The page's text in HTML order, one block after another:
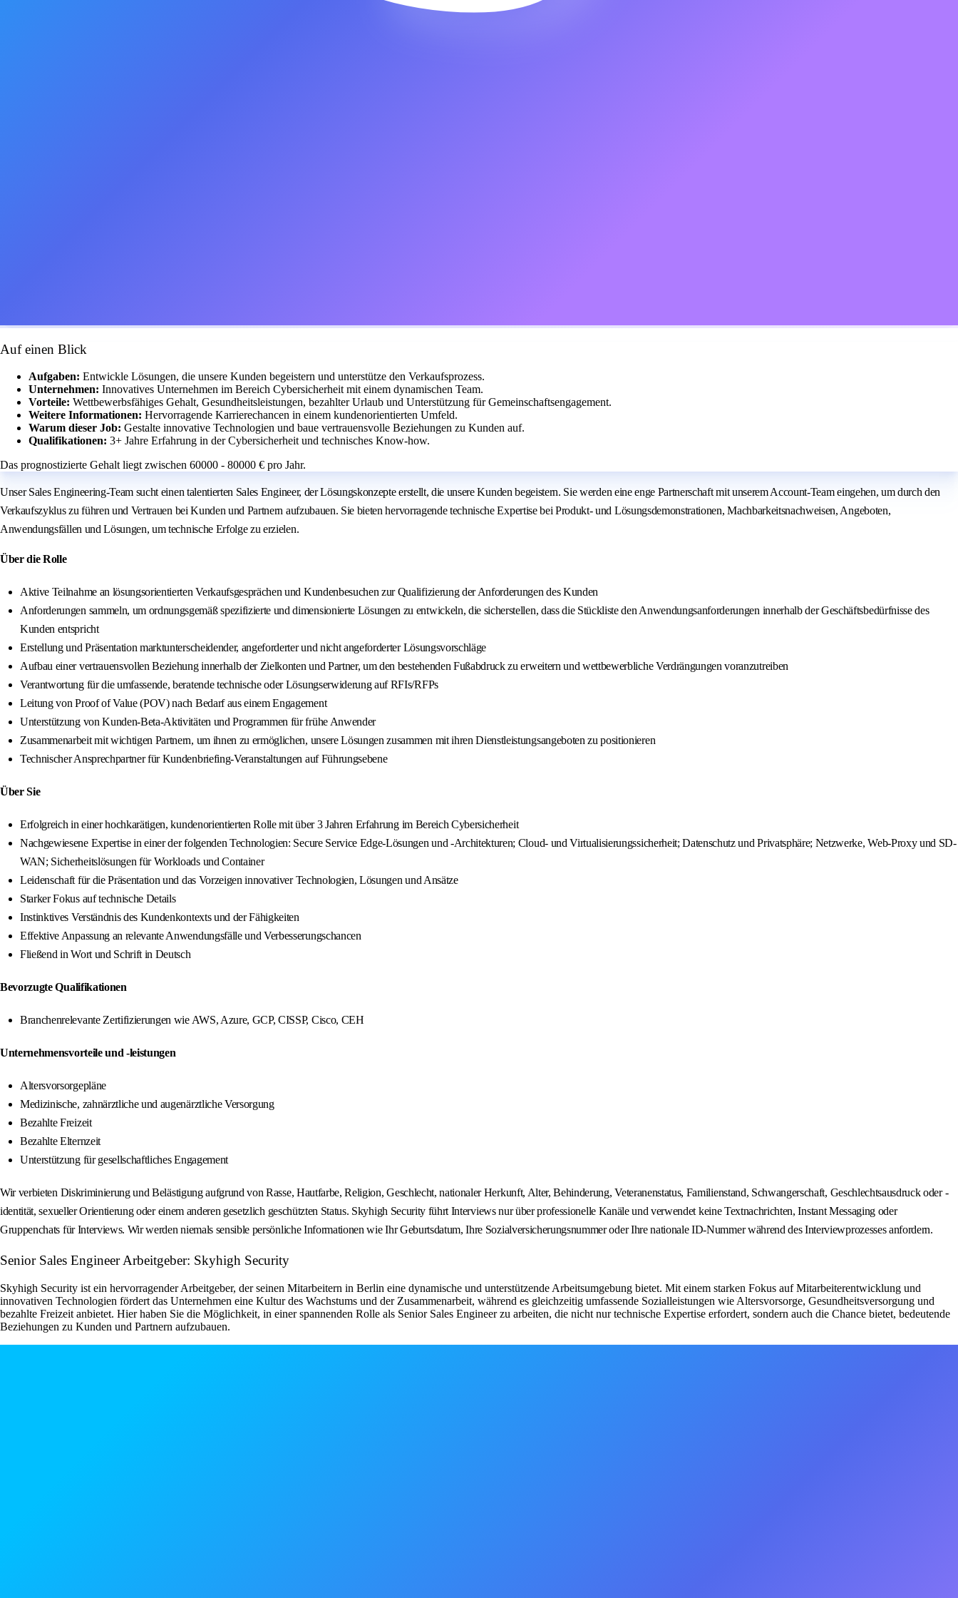
Auf einen Blick
Aufgaben: Entwickle Lösungen, die unsere Kunden begeistern und unterstütze den Verkaufsprozess.
Unternehmen: Innovatives Unternehmen im Bereich Cybersicherheit mit einem dynamischen Team.
Vorteile: Wettbewerbsfähiges Gehalt, Gesundheitsleistungen, bezahlter Urlaub und Unterstützung für Gemeinschaftsengagement.
Weitere Informationen: Hervorragende Karrierechancen in einem kundenorientierten Umfeld.
Warum dieser Job: Gestalte innovative Technologien und baue vertrauensvolle Beziehungen zu Kunden auf.
Qualifikationen: 3+ Jahre Erfahrung in der Cybersicherheit und technisches Know-how.
Das prognostizierte Gehalt liegt zwischen 60000 - 80000 € pro Jahr.
Unser Sales Engineering-Team sucht einen talentierten Sales Engineer, der Lösungskonzepte erstellt, die unsere Kunden begeistern. Sie werden eine enge Partnerschaft mit unserem Account-Team eingehen, um durch den
Verkaufszyklus zu führen und Vertrauen bei Kunden und Partnern aufzubauen. Sie bieten hervorragende technische Expertise bei Produkt- und Lösungsdemonstrationen, Machbarkeitsnachweisen, Angeboten,
Anwendungsfällen und Lösungen, um technische Erfolge zu erzielen.
Über die Rolle
Aktive Teilnahme an lösungsorientierten Verkaufsgesprächen und Kundenbesuchen zur Qualifizierung der Anforderungen des Kunden
Anforderungen sammeln, um ordnungsgemäß spezifizierte und dimensionierte Lösungen zu entwickeln, die sicherstellen, dass die Stückliste den Anwendungsanforderungen innerhalb der Geschäftsbedürfnisse des
Kunden entspricht
Erstellung und Präsentation marktunterscheidender, angeforderter und nicht angeforderter Lösungsvorschläge
Aufbau einer vertrauensvollen Beziehung innerhalb der Zielkonten und Partner, um den bestehenden Fußabdruck zu erweitern und wettbewerbliche Verdrängungen voranzutreiben
Verantwortung für die umfassende, beratende technische oder Lösungserwiderung auf RFIs/RFPs
Leitung von Proof of Value (POV) nach Bedarf aus einem Engagement
Unterstützung von Kunden-Beta-Aktivitäten und Programmen für frühe Anwender
Zusammenarbeit mit wichtigen Partnern, um ihnen zu ermöglichen, unsere Lösungen zusammen mit ihren Dienstleistungsangeboten zu positionieren
Technischer Ansprechpartner für Kundenbriefing-Veranstaltungen auf Führungsebene
Über Sie
Erfolgreich in einer hochkarätigen, kundenorientierten Rolle mit über 3 Jahren Erfahrung im Bereich Cybersicherheit
Nachgewiesene Expertise in einer der folgenden Technologien: Secure Service Edge-Lösungen und -Architekturen; Cloud- und Virtualisierungssicherheit; Datenschutz und Privatsphäre; Netzwerke, Web-Proxy und SD-
WAN; Sicherheitslösungen für Workloads und Container
Leidenschaft für die Präsentation und das Vorzeigen innovativer Technologien, Lösungen und Ansätze
Starker Fokus auf technische Details
Instinktives Verständnis des Kundenkontexts und der Fähigkeiten
Effektive Anpassung an relevante Anwendungsfälle und Verbesserungschancen
Fließend in Wort und Schrift in Deutsch
Bevorzugte Qualifikationen
Branchenrelevante Zertifizierungen wie AWS, Azure, GCP, CISSP, Cisco, CEH
Unternehmensvorteile und -leistungen
Altersvorsorgepläne
Medizinische, zahnärztliche und augenärztliche Versorgung
Bezahlte Freizeit
Bezahlte Elternzeit
Unterstützung für gesellschaftliches Engagement
Wir verbieten Diskriminierung und Belästigung aufgrund von Rasse, Hautfarbe, Religion, Geschlecht, nationaler Herkunft, Alter, Behinderung, Veteranenstatus, Familienstand, Schwangerschaft, Geschlechtsausdruck oder -
identität, sexueller Orientierung oder einem anderen gesetzlich geschützten Status. Skyhigh Security führt Interviews nur über professionelle Kanäle und verwendet keine Textnachrichten, Instant Messaging oder
Gruppenchats für Interviews. Wir werden niemals sensible persönliche Informationen wie Ihr Geburtsdatum, Ihre Sozialversicherungsnummer oder Ihre nationale ID-Nummer während des Interviewprozesses anfordern.
Senior Sales Engineer Arbeitgeber: Skyhigh Security
Skyhigh Security ist ein hervorragender Arbeitgeber, der seinen Mitarbeitern in Berlin eine dynamische und unterstützende Arbeitsumgebung bietet. Mit einem starken Fokus auf Mitarbeiterentwicklung und
innovativen Technologien fördert das Unternehmen eine Kultur des Wachstums und der Zusammenarbeit, während es gleichzeitig umfassende Sozialleistungen wie Altersvorsorge, Gesundheitsversorgung und
bezahlte Freizeit anbietet. Hier haben Sie die Möglichkeit, in einer spannenden Rolle als Senior Sales Engineer zu arbeiten, die nicht nur technische Expertise erfordert, sondern auch die Chance bietet, bedeutende
Beziehungen zu Kunden und Partnern aufzubauen.